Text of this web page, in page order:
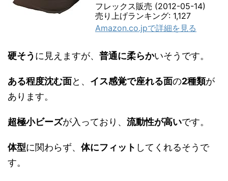
フレックス販売 (2012-05-14)
売り上げランキング: 1,127
Amazon.co.jpで詳細を見る
硬そう に見えますが、 普通に柔らかいそうです。
ある程度沈む面と、 イス感覚で座れる面の2種類が
あります。
超極小ビーズが入っており、 流動性が高いです。
体型に関わらず、 体にフィット してくれるそうで
す。